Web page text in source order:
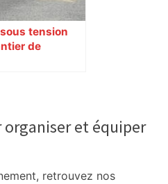
tension
de
et équiper
retrouvez nos